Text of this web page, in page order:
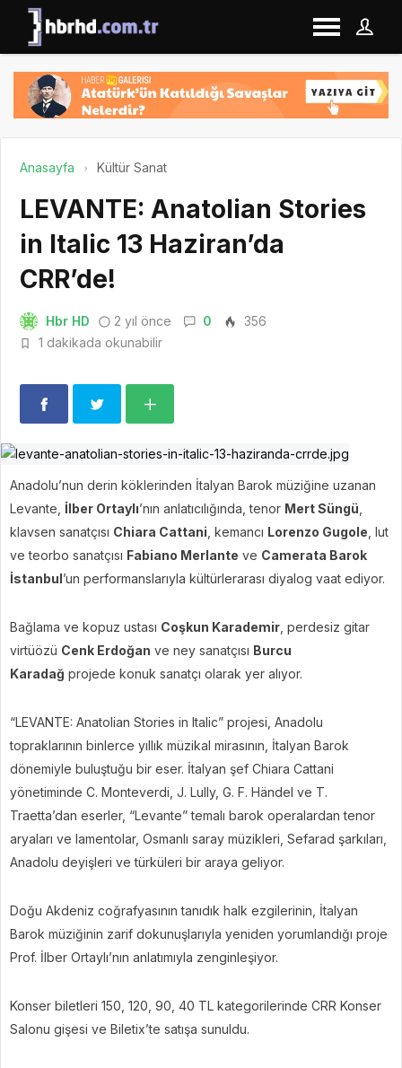
Anasayfa Kültür Sanat
LEVANTE: Anatolian Stories
in Italic 13 Haziran’da
CRR’de!
Hbr HD 2 yıl önce 0
356
1 dakikada okunabilir
Anadolu’nun derin köklerinden İtalyan Barok müziğine uzanan
Levante, İlber Ortaylı’nın anlatıcılığında, tenor Mert Süngü
klavsen sanatçısı Chiara Cattani , kemancı Lorenzo Gugole , lut
ve teorbo sanatçısı Fabiano Merlante ve Camerata Barok
İstanbul’un performanslarıyla kültürlerarası diyalog vaat ediyor.
Bağlama ve kopuz ustası Coşkun Karademir , perdesiz gitar
virtüözü Cenk Erdoğan ve ney sanatçısı Burcu
Karadağ projede konuk sanatçı olarak yer alıyor.
“LEVANTE: Anatolian Stories in Italic” projesi, Anadolu
topraklarının binlerce yıllık müzikal mirasının, İtalyan Barok
dönemiyle buluştuğu bir eser. İtalyan şef Chiara Cattani
yönetiminde C. Monteverdi, J. Lully, G. F. Händel ve T.
Traetta’dan eserler, “Levante” temalı barok operalardan tenor
aryaları ve lamentolar, Osmanlı saray müzikleri, Sefarad şarkıları,
Anadolu deyişleri ve türküleri bir araya geliyor.
Doğu Akdeniz coğrafyasının tanıdık halk ezgilerinin, İtalyan
Barok müziğinin zarif dokunuşlarıyla yeniden yorumlandığı proje
Prof. İlber Ortaylı’nın anlatımıyla zenginleşiyor.
Konser biletleri 150, 120, 90, 40 TL kategorilerinde CRR Konser
Salonu gişesi ve Biletix’te satışa sunuldu.